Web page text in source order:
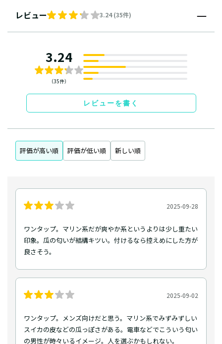
レビュー 3.24 (35件)
3.24
（35件）
レビューを書く
評価が高い順 評価が低い順 新しい順
2025-09-28
ワンタップ。マリン系だが爽やか系というよりは少し重たい
印象。瓜の匂いが結構キツい。付けるなら控えめにした方が
良さそう。
2025-09-02
ワンタップ。メンズ向けだと思う。マリン系でみずみずしい
スイカの皮などの瓜っぽさがある。電車などでこういう匂い
の男性が時々いるイメージ。人を選ぶかもしれない。